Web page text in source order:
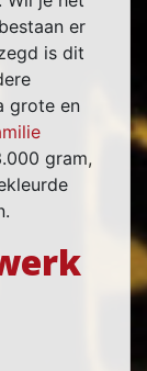
er
is dit
grote en
gram,